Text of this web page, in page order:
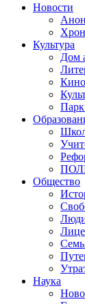
Новости
Культура
Дом
Кино
Парк
Общество
Наука